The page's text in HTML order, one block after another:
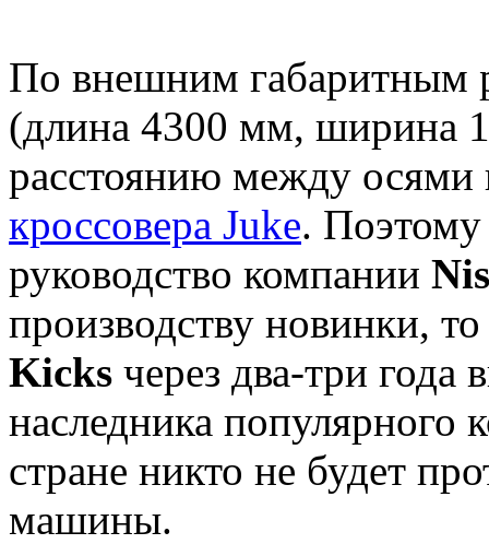
По внешним габаритным
(длина 4300 мм, ширина
расстоянию между
кроссовера Juke. Поэтому
руководство компании
производству новинки,
Kicks через два-три года
наследника популярного
стране никто не будет
машины.